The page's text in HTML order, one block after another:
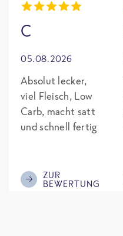
C
05.08.2026
Absolut lecker,
viel Fleisch, Low
Carb, macht satt
und schnell fertig
ZUR
BEWERTUNG